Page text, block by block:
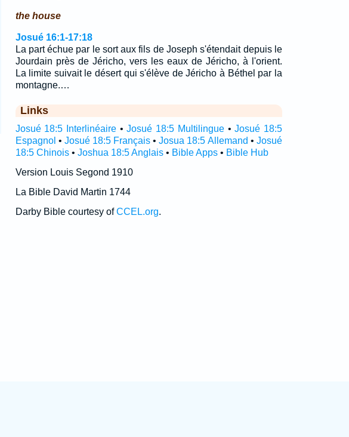
the house
Josué 16:1-17:18
La part échue par le sort aux fils de Joseph s'étendait depuis le
Jourdain près de Jéricho, vers les eaux de Jéricho, à l'orient.
La limite suivait le désert qui s'élève de Jéricho à Béthel par la
montagne.…
Links
Josué 18:5 Interlinéaire•Josué 18:5 Multilingue•Josué 18:5
Espagnol • Josué 18:5 Français •Josua 18:5 Allemand • Josué
18:5 Chinois• Joshua 18:5 Anglais• Bible Apps• Bible Hub
Version Louis Segond 1910
La Bible David Martin 1744
Darby Bible courtesy ofCCEL.org.